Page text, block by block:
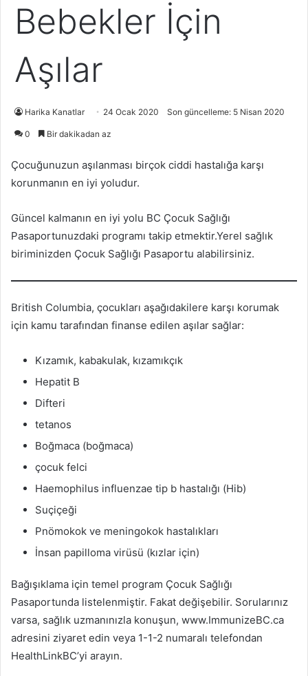
Bebekler İçin
Aşılar
Harika Kanatlar 24 Ocak 2020 Son güncelleme: 5 Nisan 2020
0 Bir dakikadan az
Çocuğunuzun aşılanması birçok ciddi hastalığa karşı
korunmanın en iyi yoludur.
Güncel kalmanın en iyi yolu BC Çocuk Sağlığı
Pasaportunuzdaki programı takip etmektir.Yerel sağlık
biriminizden Çocuk Sağlığı Pasaportu alabilirsiniz.
British Columbia, çocukları aşağıdakilere karşı korumak
için kamu tarafından finanse edilen aşılar sağlar:
Kızamık, kabakulak, kızamıkçık
Hepatit B
Difteri
tetanos
Boğmaca (boğmaca)
çocuk felci
Haemophilus influenzae tip b hastalığı (Hib)
Suçiçeği
Pnömokok ve meningokok hastalıkları
İnsan papilloma virüsü (kızlar için)
Bağışıklama için temel program Çocuk Sağlığı
Pasaportunda listelenmiştir. Fakat değişebilir. Sorularınız
varsa, sağlık uzmanınızla konuşun, www.ImmunizeBC.ca
adresini ziyaret edin veya 1-1-2 numaralı telefondan
HealthLinkBC’yi arayın.